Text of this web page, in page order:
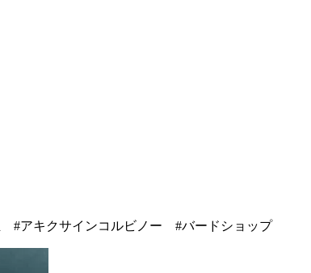
#アキクサインコルビノー #バードショップ